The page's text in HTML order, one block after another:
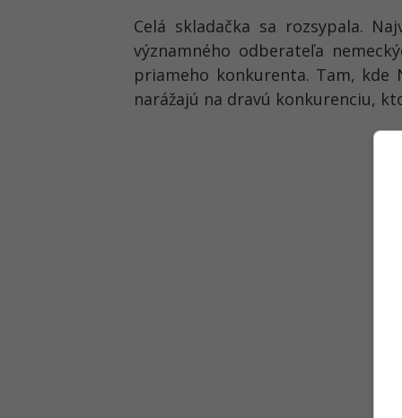
Celá skladačka sa rozsypala.
významného odberateľa
priameho konkurenta. Tam, kde
narážajú na dravú konkurenciu,